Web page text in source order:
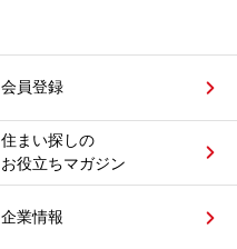
会員登録
住まい探しの
お役立ちマガジン
企業情報